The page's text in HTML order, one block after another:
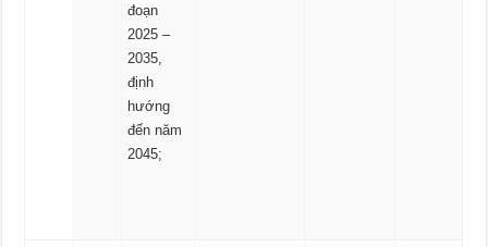
đoạn
2025 –
2035,
định
hướng
đến năm
2045;